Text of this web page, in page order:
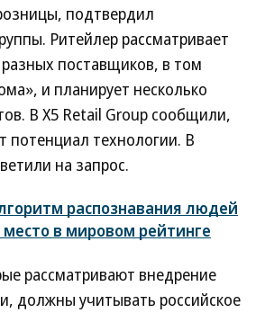
подтвердил
Ритейлер рассматривает
поставщиков, в том
и планирует несколько
В X5 Retail Group сообщили,
потенциал технологии. В
на запрос.
распознавания людей
место в мировом рейтинге
рассматривают внедрение
должны учитывать российское